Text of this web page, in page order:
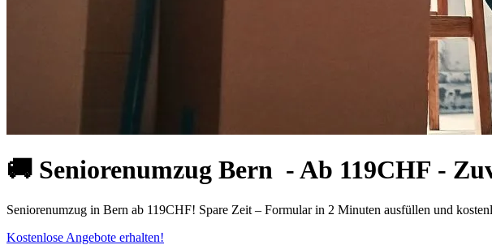
🚚 Seniorenumzug Bern ⁠ - Ab 119CHF -
Seniorenumzug in Bern ab 119CHF! Spare Zeit – Formular in 2 Minuten ausfüllen und
Kostenlose Angebote erhalten!